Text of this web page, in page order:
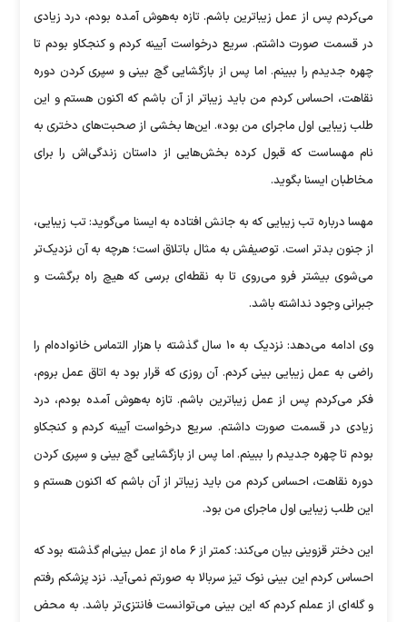
می‌کردم پس از عمل زیباترین باشم. تازه به‌هوش آمده بودم، درد زیادی
در قسمت صورت داشتم. سریع درخواست آیینه کردم و کنجکاو بودم تا
چهره جدیدم را ببینم. اما پس از بازگشایی گچ بینی و سپری کردن دوره
نقاهت، احساس کردم من باید زیباتر از آن باشم که اکنون هستم و این
طلب زیبایی اول ماجرای من بود». این‌ها بخشی از صحبت‌های دختری به
نام مهساست که قبول کرده بخش‌هایی از داستان زندگی‌اش را برای
مخاطبان ایسنا بگوید.
مهسا درباره تب زیبایی که به جانش افتاده به ایسنا می‌گوید: تب زیبایی،
از جنون بدتر است. توصیفش به مثال باتلاق است؛ هرچه به آن نزدیک‌تر
می‌شوی بیشتر فرو می‌روی تا به نقطه‌ای برسی که هیچ راه برگشت و
جبرانی وجود نداشته باشد.
وی ادامه می‌دهد: نزدیک به ۱۰ سال گذشته با هزار التماس خانواده‌ام را
راضی به عمل زیبایی بینی کردم. آن روزی که قرار بود به اتاق عمل بروم،
فکر می‌کردم پس از عمل زیباترین باشم. تازه به‌هوش آمده بودم، درد
زیادی در قسمت صورت داشتم. سریع درخواست آیینه کردم و کنجکاو
بودم تا چهره جدیدم را ببینم. اما پس از بازگشایی گچ بینی و سپری کردن
دوره نقاهت، احساس کردم من باید زیباتر از آن باشم که اکنون هستم و
این طلب زیبایی اول ماجرای من بود.
این دختر قزوینی بیان می‌کند: کمتر از ۶ ماه از عمل بینی‌ام گذشته بود که
احساس کردم این بینی نوک تیز سربالا به صورتم نمی‌آید. نزد پزشکم رفتم
و گله‌ای از عملم کردم که این بینی می‌توانست فانتزی‌تر باشد. به محض